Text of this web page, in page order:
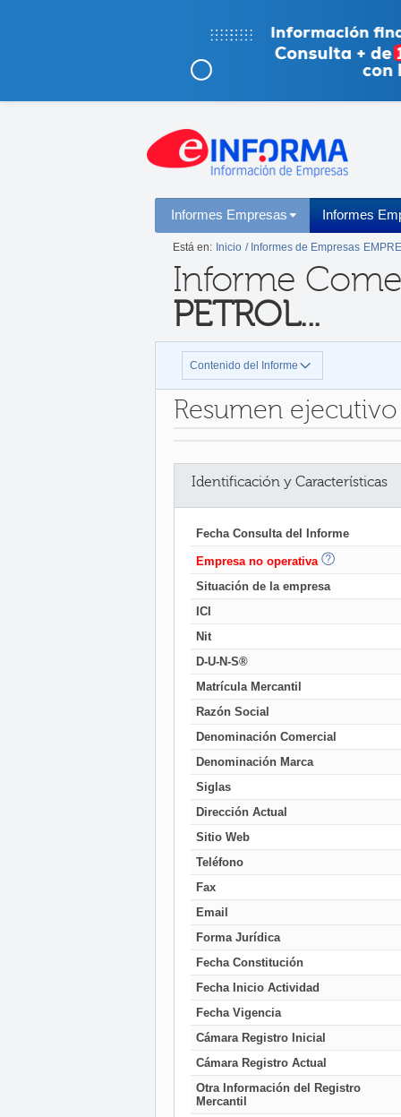
Informes Empresas Informes
Está en: Inicio / Informes de Empresas
Informe
PETROL...
Contenido del Informe
Resumen ejecutivo
Identificación y Características
Fecha Consulta del Informe
Empresa no operativa
Situación de la empresa
ICI
Nit
D-U-N-S®
Matrícula Mercantil
Razón Social
Denominación Comercial
Denominación Marca
Siglas
Dirección Actual
Sitio Web
Teléfono
Fax
Email
Forma Jurídica
Fecha Constitución
Fecha Inicio Actividad
Fecha Vigencia
Cámara Registro Inicial
Cámara Registro Actual
Otra Información del Registro
Mercantil